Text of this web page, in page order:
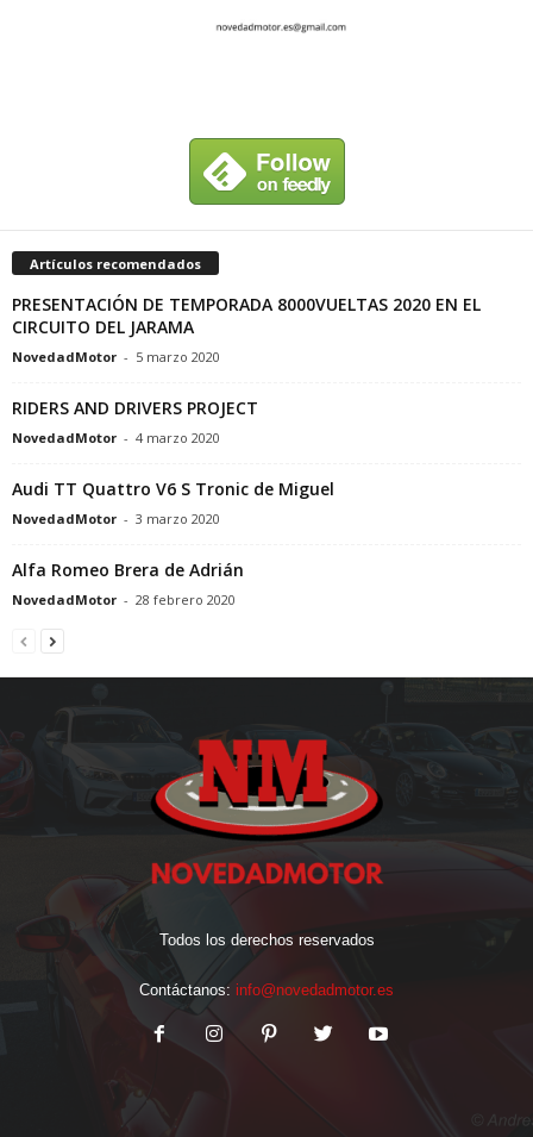
Artículos recomendados
PRESENTACIÓN DE TEMPORADA 8000VUELTAS 2020 EN EL
CIRCUITO DEL JARAMA
NovedadMotor - 5 marzo 2020
RIDERS AND DRIVERS PROJECT
NovedadMotor - 4 marzo 2020
Audi TT Quattro V6 S Tronic de Miguel
NovedadMotor - 3 marzo 2020
Alfa Romeo Brera de Adrián
NovedadMotor - 28 febrero 2020
Todos los derechos reservados
Contáctanos: info@novedadmotor.es